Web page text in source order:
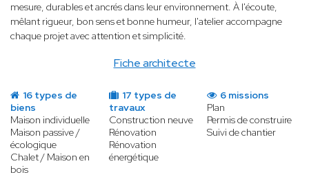
Fiche architecte
mesure, durables et ancrés dans leur environnement. À l'écoute,
mêlant rigueur, bon sens et bonne humeur, l'atelier accompagne
chaque projet avec attention et simplicité.
16 types de
biens
Maison individuelle
Maison passive /
écologique
Chalet / Maison en
bois
17 types de
travaux
Construction neuve
Rénovation
Rénovation
énergétique
6 missions
Plan
Permis de construire
Suivi de chantier